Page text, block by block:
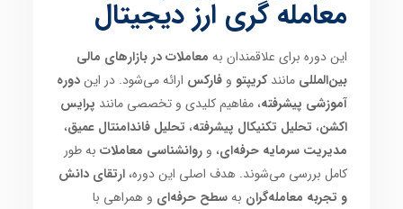
معامله گری ارز دیجیتال
این دوره برای علاقمندان به معاملات در بازارهای مالی
بین‌المللی مانندکریپتو وفارکس ارائه می‌شود. در ایندوره
آموزشی پیشرفته، مفاهیم کلیدی و تخصصی مانند پرایس
اکشن، تحلیل تکنیکال پیشرفته، تحلیل فاندامنتال عمیق،
مدیریت سرمایه حرفه‌ای، وروانشناسی معاملات به طور
کامل بررسی می‌شوند. هدف اصلی این دوره،ارتقای دانش
و تجربه معامله‌گران بهسطح حرفه‌ای و همراهی با